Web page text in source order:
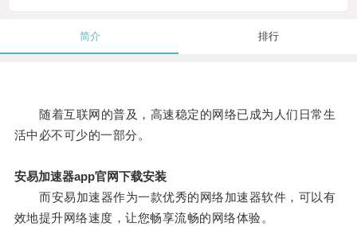
简介 排行
随着互联网的普及，高速稳定的网络已成为人们日常生
活中必不可少的一部分。
安易加速器app官网下载安装
而安易加速器作为一款优秀的网络加速器软件，可以有
效地提升网络速度，让您畅享流畅的网络体验。